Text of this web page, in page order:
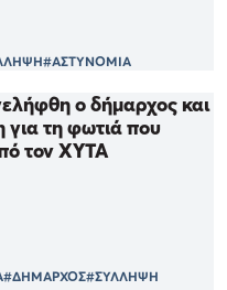
#ΑΣΤΥΝΟΜΙΑ
ο δήμαρχος και
για τη φωτιά που
τον ΧΥΤΑ
#ΔΗΜΑΡΧΟΣ#ΣΥΛΛΗΨΗ